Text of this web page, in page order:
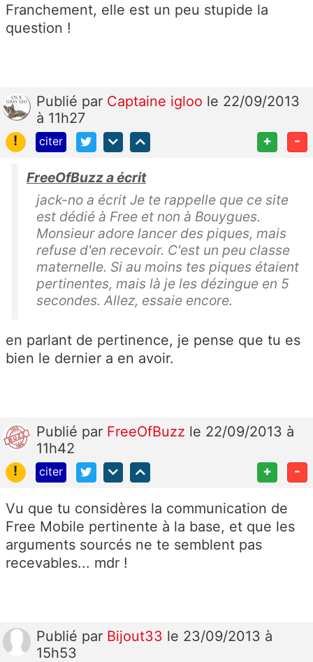
Franchement, elle est un peu stupide la
question !
Publié par Captaine igloo le 22/09/2013
à 11h27
!
citer + -
FreeOfBuzz a écrit
jack-no a écrit Je te rappelle que ce site
est dédié à Free et non à Bouygues.
Monsieur adore lancer des piques, mais
refuse d'en recevoir. C'est un peu classe
maternelle. Si au moins tes piques étaient
pertinentes, mais là je les dézingue en 5
secondes. Allez, essaie encore.
en parlant de pertinence, je pense que tu es
bien le dernier a en avoir.
Publié par FreeOfBuzz le 22/09/2013 à
11h42
!
citer + -
Vu que tu considères la communication de
Free Mobile pertinente à la base, et que les
arguments sourcés ne te semblent pas
recevables... mdr !
Publié par Bijout33 le 23/09/2013 à
15h53